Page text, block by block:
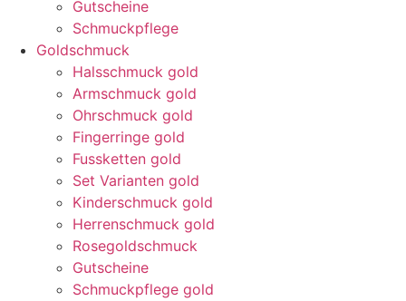
Gutscheine
Schmuckpflege
Goldschmuck
Halsschmuck gold
Armschmuck gold
Ohrschmuck gold
Fingerringe gold
Fussketten gold
Set Varianten gold
Kinderschmuck gold
Herrenschmuck gold
Rosegoldschmuck
Gutscheine
Schmuckpflege gold